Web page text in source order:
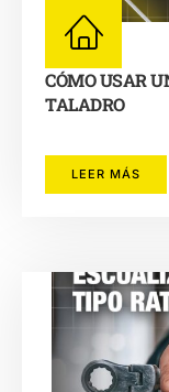
CÓMO USAR
TALADRO
LEER MÁS